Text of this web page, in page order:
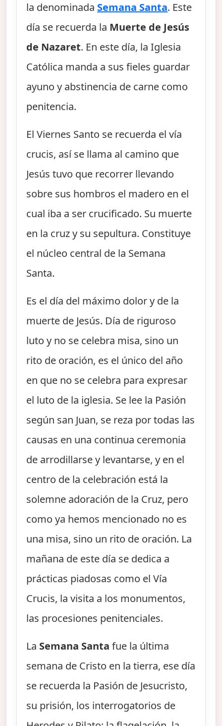
la denominada Semana Santa. Este
día se recuerda la Muerte de Jesús
de Nazaret. En este día, la Iglesia
Católica manda a sus fieles guardar
ayuno y abstinencia de carne como
penitencia.
El Viernes Santo se recuerda el vía
crucis, así se llama al camino que
Jesús tuvo que recorrer llevando
sobre sus hombros el madero en el
cual iba a ser crucificado. Su muerte
en la cruz y su sepultura. Constituye
el núcleo central de la Semana
Santa.
Es el día del máximo dolor y de la
muerte de Jesús. Día de riguroso
luto y no se celebra misa, sino un
rito de oración, es el único del año
en que no se celebra para expresar
el luto de la iglesia. Se lee la Pasión
según san Juan, se reza por todas las
causas en una continua ceremonia
de arrodillarse y levantarse, y en el
centro de la celebración está la
solemne adoración de la Cruz, pero
como ya hemos mencionado no es
una misa, sino un rito de oración. La
mañana de este día se dedica a
prácticas piadosas como el Vía
Crucis, la visita a los monumentos,
las procesiones penitenciales.
La Semana Santa fue la última
semana de Cristo en la tierra, ese día
se recuerda la Pasión de Jesucristo,
su prisión, los interrogatorios de